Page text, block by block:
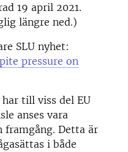
19 april 2021.
längre ned.)
SLU nyhet:
pressure on
till viss del EU
anses vara
Detta är
i både